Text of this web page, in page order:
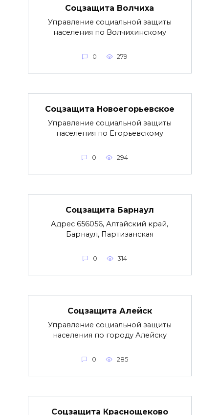
Соцзащита Волчиха
Управление социальной защиты
населения по Волчихинскому
0 279
Соцзащита Новоегорьевское
Управление социальной защиты
населения по Егорьевскому
0 294
Соцзащита Барнаул
Адрес 656056, Алтайский край,
Барнаул, Партизанская
0 314
Соцзащита Алейск
Управление социальной защиты
населения по городу Алейску
0 285
Соцзащита Краснощеково